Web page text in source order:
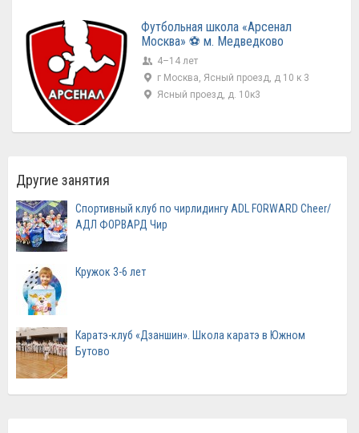
Футбольная школа «Арсенал
Москва» ⚽ м. Медведково
4–14 лет
г Москва, Ясный проезд, д 10 к 3
Ясный проезд, д. 10к3
Другие занятия
Спортивный клуб по чирлидингу ADL FORWARD Cheer/
АДЛ ФОРВАРД Чир
Кружок 3-6 лет
Каратэ-клуб «Дзаншин». Школа каратэ в Южном
Бутово